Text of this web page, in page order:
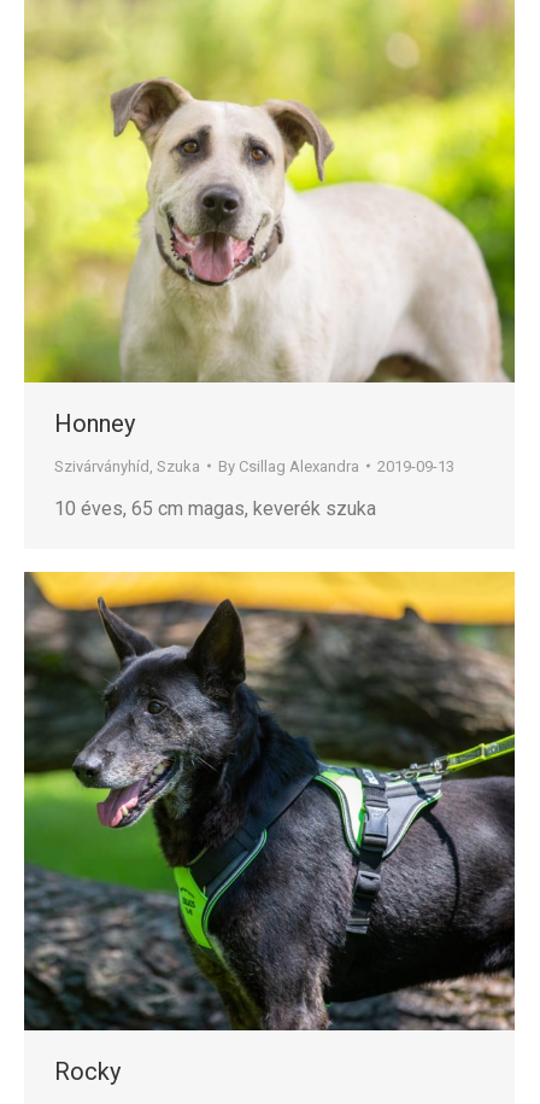
Honney
Szivárványhíd Szuka By Csillag Alexandra 2019-09-13
10 éves, 65 cm magas, keverék szuka
Rocky